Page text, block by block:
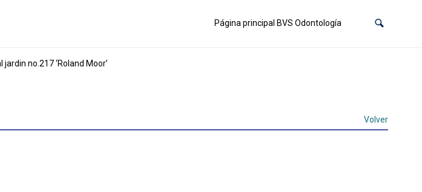
Página principal BVS Odontología
no.217 ‘Roland Moor’
Volver